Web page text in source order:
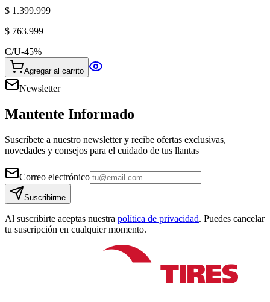
$ 1.399.999
$ 763.999
C/U-45%
Agregar al carrito
Newsletter
Mantente Informado
Suscríbete a nuestro newsletter y recibe ofertas exclusivas,
novedades y consejos para el cuidado de tus llantas
Correo electrónico
Suscribirme
Al suscribirte aceptas nuestra política de privacidad. Puedes cancelar
tu suscripción en cualquier momento.